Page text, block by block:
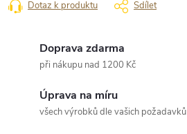
Dotaz k produktu Sdílet
Doprava zdarma
při nákupu nad 1200 Kč
Úprava na míru
všech výrobků dle vašich požadavků